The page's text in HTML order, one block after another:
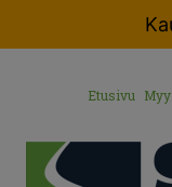
Etusivu